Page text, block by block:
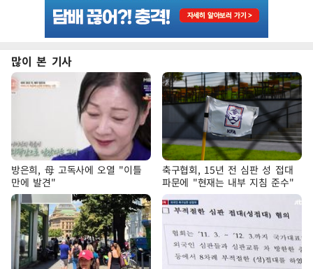
많이 본 기사
방은희, 母 고독사에 오열 "이틀
만에 발견"
축구협회, 15년 전 심판 성 접대
파문에 "현재는 내부 지침 준수"